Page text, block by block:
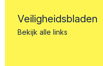
Veiligheidsbladen
Bekijk alle links